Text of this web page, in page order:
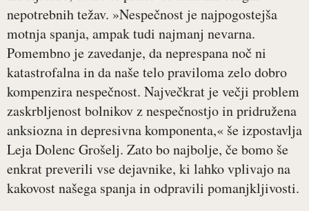
nepotrebnih težav. »Nespečnost je najpogostejša
motnja spanja, ampak tudi najmanj nevarna.
Pomembno je zavedanje, da neprespana noč ni
katastrofalna in da naše telo praviloma zelo dobro
kompenzira nespečnost. Največkrat je večji problem
zaskrbljenost bolnikov z nespečnostjo in pridružena
anksiozna in depresivna komponenta,« še izpostavlja
Leja Dolenc Grošelj. Zato bo najbolje, če bomo še
enkrat preverili vse dejavnike, ki lahko vplivajo na
kakovost našega spanja in odpravili pomanjkljivosti.